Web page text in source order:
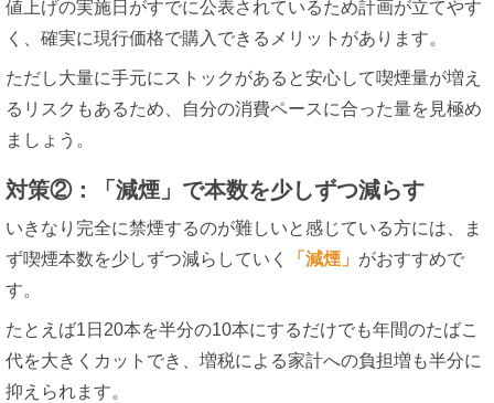
値上げの実施日がすでに公表されているため計画が立てやす
く、確実に現行価格で購入できるメリットがあります。
ただし大量に手元にストックがあると安心して喫煙量が増え
るリスクもあるため、自分の消費ペースに合った量を見極め
ましょう。
対策②：「減煙」で本数を少しずつ減らす
いきなり完全に禁煙するのが難しいと感じている方には、ま
ず喫煙本数を少しずつ減らしていく
「減煙」 がおすすめで
す。
たとえば1日20本を半分の10本にするだけでも年間のたばこ
代を大きくカットでき、増税による家計への負担増も半分に
抑えられます。